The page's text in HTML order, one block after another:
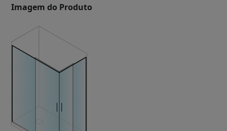
Imagem do Produto